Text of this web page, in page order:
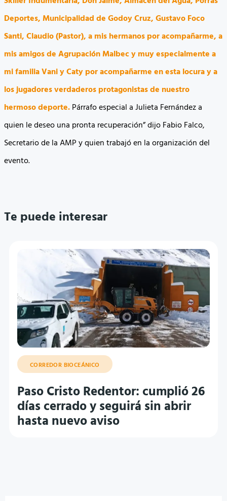
Deportes, Municipalidad de Godoy Cruz, Gustavo Foco
Santi, Claudio (Pastor), a mis hermanos por acompañarme, a
mis amigos de Agrupación Malbec y muy especialmente a
mi familia Vani y Caty por acompañarme en esta locura y a
los jugadores verdaderos protagonistas de nuestro
hermoso deporte.Párrafo especial a Julieta Fernández a
quien le deseo una pronta recuperación” dijo Fabio Falco,
Secretario de la AMP y quien trabajó en la organización del
evento.
Te puede interesar
CORREDOR BIOCEÁNICO
Paso Cristo Redentor: cumplió 26
días cerrado y seguirá sin abrir
hasta nuevo aviso